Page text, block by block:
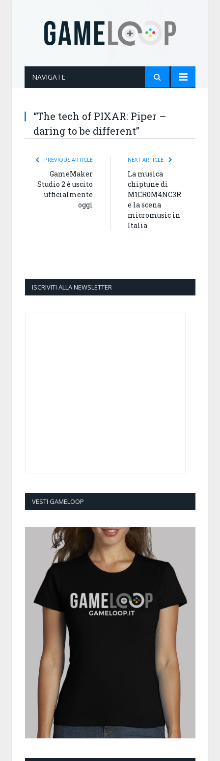
NAVIGATE
“The tech of PIXAR: Piper –
daring to be different”
PREVIOUS ARTICLE
GameMaker
Studio 2 è uscito
ufficialmente
oggi
NEXT ARTICLE
La musica
chiptune di
M1CR0M4NC3R
e la scena
micromusic in
Italia
ISCRIVITI ALLA NEWSLETTER
VESTI GAMELOOP